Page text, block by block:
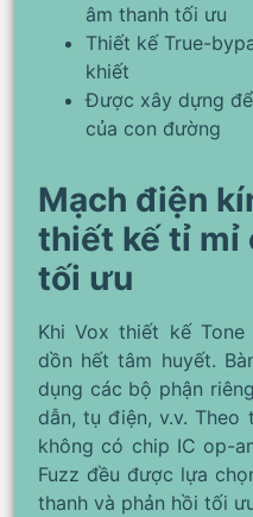
âm thanh tối ưu
Thiết kế True-
khiết
Được xây dựng
của con đường
Mạch điện
thiết kế tỉ mỉ
tối ưu
Khi Vox thiết kế Tone
dồn hết tâm huyết.
dụng các bộ phận
dẫn, tụ điện, v.v. Theo
không có chip IC op-
Fuzz đều được lựa
thanh và phản hồi tối